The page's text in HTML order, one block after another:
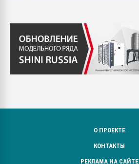
О ПРОЕКТЕ
КОНТАКТЫ
РЕКЛАМА НА САЙТЕ